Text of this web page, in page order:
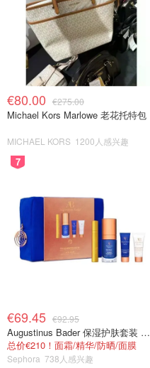
€80.00 €275.00
Michael Kors Marlowe 老花托特包
MICHAEL KORS 1200人感兴趣
7
€69.45 €92.95
Augustinus Bader 保湿护肤套装 TFC8®
总价€210！面霜/精华/防晒/面膜
Sephora 738人感兴趣